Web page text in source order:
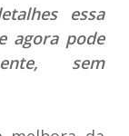
essa
agora pode
sem